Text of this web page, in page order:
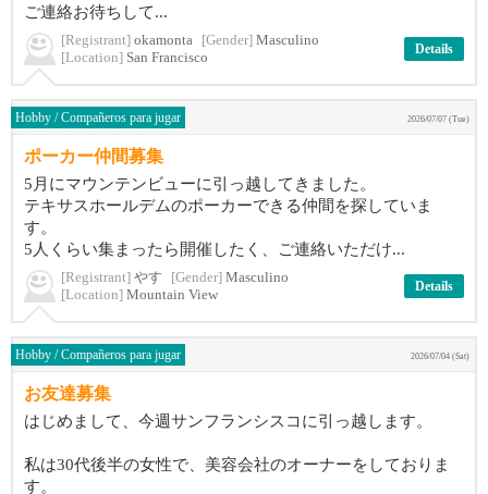
ご連絡お待ちして...
[Registrant] okamonta [Gender] Masculino
[Location] San Francisco
Details
Hobby / Compañeros para jugar 2026/07/07 (Tue)
ポーカー仲間募集
5月にマウンテンビューに引っ越してきました。
テキサスホールデムのポーカーできる仲間を探していま
す。
5人くらい集まったら開催したく、ご連絡いただけ...
[Registrant] やす [Gender] Masculino
[Location] Mountain View
Details
Hobby / Compañeros para jugar 2026/07/04 (Sat)
お友達募集
はじめまして、今週サンフランシスコに引っ越します。
私は30代後半の女性で、美容会社のオーナーをしておりま
す。